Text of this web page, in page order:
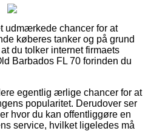
udmærkede chancer for at
køberes tanker og på grund
du tolker internet firmaets
Barbados FL 70 forinden du
egentlig ærlige chancer for at
popularitet. Derudover ser
hvor du kan offentliggøre en
service, hvilket ligeledes må